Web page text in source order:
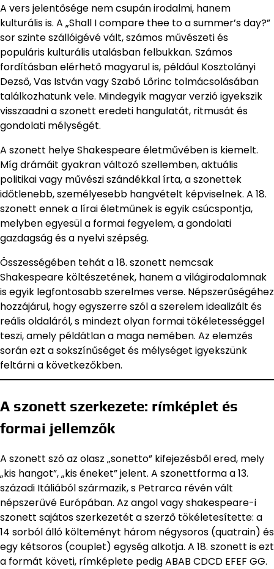
A vers jelentősége nem csupán irodalmi, hanem
kulturális is. A „Shall I compare thee to a summer’s day?”
sor szinte szállóigévé vált, számos művészeti és
populáris kulturális utalásban felbukkan. Számos
fordításban elérhető magyarul is, például Kosztolányi
Dezső, Vas István vagy Szabó Lőrinc tolmácsolásában
találkozhatunk vele. Mindegyik magyar verzió igyekszik
visszaadni a szonett eredeti hangulatát, ritmusát és
gondolati mélységét.
A szonett helye Shakespeare életművében is kiemelt.
Míg drámáit gyakran változó szellemben, aktuális
politikai vagy művészi szándékkal írta, a szonettek
időtlenebb, személyesebb hangvételt képviselnek. A 18.
szonett ennek a lírai életműnek is egyik csúcspontja,
melyben egyesül a formai fegyelem, a gondolati
gazdagság és a nyelvi szépség.
Összességében tehát a 18. szonett nemcsak
Shakespeare költészetének, hanem a világirodalomnak
is egyik legfontosabb szerelmes verse. Népszerűségéhez
hozzájárul, hogy egyszerre szól a szerelem idealizált és
reális oldaláról, s mindezt olyan formai tökéletességgel
teszi, amely példátlan a maga nemében. Az elemzés
során ezt a sokszínűséget és mélységet igyekszünk
feltárni a következőkben.
A szonett szerkezete: rímképlet és
formai jellemzők
A szonett szó az olasz „sonetto” kifejezésből ered, mely
„kis hangot”, „kis éneket” jelent. A szonettforma a 13.
századi Itáliából származik, s Petrarca révén vált
népszerűvé Európában. Az angol vagy shakespeare-i
szonett sajátos szerkezetét a szerző tökéletesítette: a
14 sorból álló költeményt három négysoros (quatrain) és
egy kétsoros (couplet) egység alkotja. A 18. szonett is ezt
a formát követi, rímképlete pedig ABAB CDCD EFEF GG.